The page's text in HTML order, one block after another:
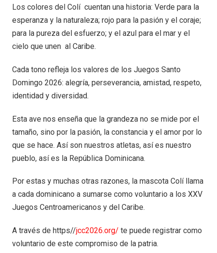
Los colores del Colí cuentan una historia: Verde para la
esperanza y la naturaleza; rojo para la pasión y el coraje;
para la pureza del esfuerzo; y el azul para el mar y el
cielo que unen al Caribe.
Cada tono refleja los valores de los Juegos Santo
Domingo 2026: alegría, perseverancia, amistad, respeto,
identidad y diversidad.
Esta ave nos enseña que la grandeza no se mide por el
tamaño, sino por la pasión, la constancia y el amor por lo
que se hace. Así son nuestros atletas, así es nuestro
pueblo, así es la República Dominicana.
Por estas y muchas otras razones, la mascota Colí llama
a cada dominicano a sumarse como voluntario a los XXV
Juegos Centroamericanos y del Caribe.
A través de https//jcc2026.org/ te puede registrar como
voluntario de este compromiso de la patria.